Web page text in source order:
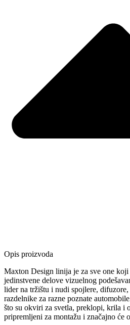
Opis proizvoda
Maxton Design linija je za sve one koji
jedinstvene delove vizuelnog
lider na tržištu i nudi spojlere,
razdelnike za razne poznate
što su okviri za svetla, preklopi, krila i
pripremljeni za montažu i značajno će